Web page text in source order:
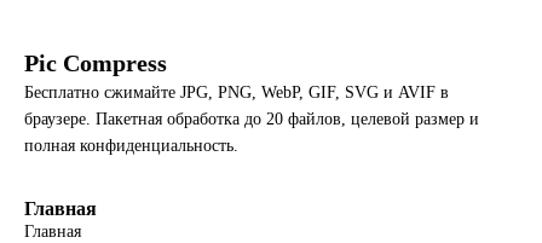
Pic Compress
Бесплатно сжимайте JPG, PNG, WebP, GIF, SVG и AVIF в
браузере. Пакетная обработка до 20 файлов, целевой размер и
полная конфиденциальность.
Главная
Главная